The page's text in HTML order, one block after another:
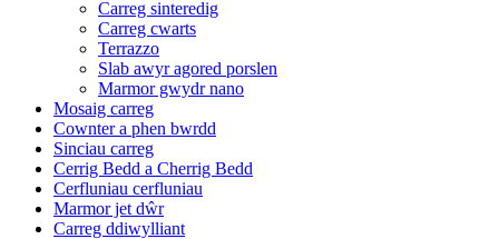
Carreg sinteredig
Carreg cwarts
Terrazzo
Slab awyr agored porslen
Marmor gwydr nano
Mosaig carreg
Cownter a phen bwrdd
Sinciau carreg
Cerrig Bedd a Cherrig Bedd
Cerfluniau cerfluniau
Marmor jet dŵr
Carreg ddiwylliant